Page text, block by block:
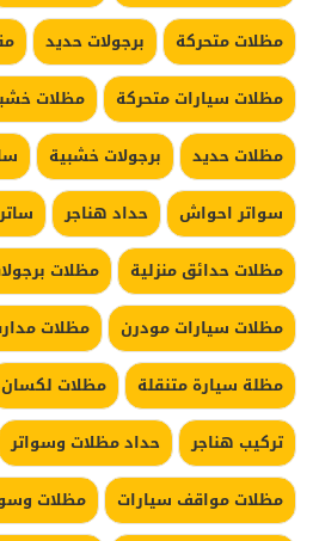
مظلات متحركة
برجولات حديد
مظلات سيارات متحركة
مظلات
مظلات حديد
برجولات خشبية
سواتر احواش
حداد هناجر
مظلات حدائق منزلية
مظلات
مظلات سيارات مودرن
مظلات
مظلة سيارة متنقلة
مظلات لكسان
تركيب هناجر
حداد مظلات وسواتر
مظلات مواقف سيارات
مظلات